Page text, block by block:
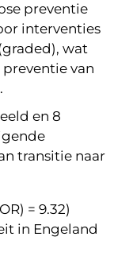
preventie
interventies
wat
van
en 8
transitie naar
= 9.32)
in Engeland